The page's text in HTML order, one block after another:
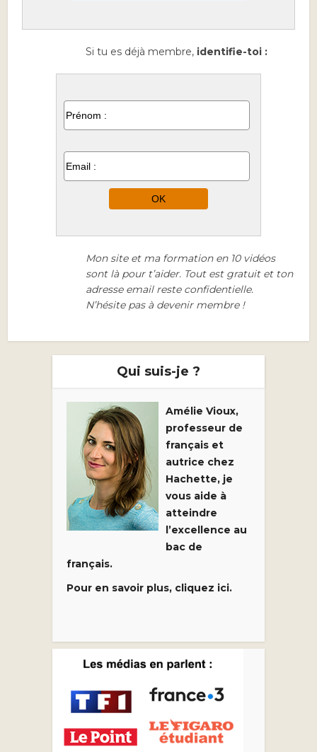
Si tu es déjà membre, identifie-toi :
Mon site et ma formation en 10 vidéos
sont là pour t’aider. Tout est gratuit et ton
adresse email reste confidentielle.
N’hésite pas à devenir membre !
Qui suis-je ?
Amélie Vioux,
professeur de
français et
autrice chez
Hachette, je
vous aide à
atteindre
l’excellence au
bac de
français.
Pour en savoir plus, cliquez ici.